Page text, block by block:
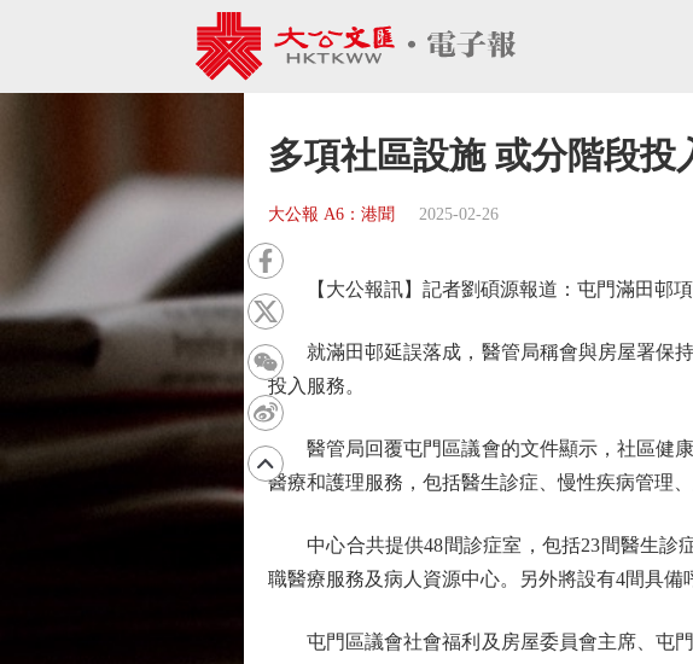
多項社區設施 或分階段投
大公報 A6：港聞 2025-02-26
【大公報訊】記者劉碩源報道：屯門滿田邨項
就滿田邨延誤落成，醫管局稱會與房屋署保持
投入服務。
醫管局回覆屯門區議會的文件顯示，社區健康
醫療和護理服務，包括醫生診症、慢性疾病管理
中心合共提供48間診症室，包括23間醫生診
職醫療服務及病人資源中心。另外將設有4間具備
屯門區議會社會福利及房屋委員會主席、屯門